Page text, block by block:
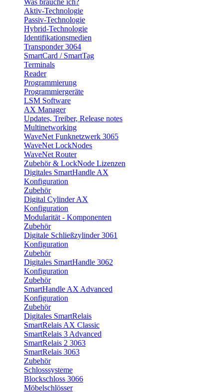
Aktiv-Technologie
Passiv-Technologie
Hybrid-Technologie
Identifikationsmedien
Transponder 3064
SmartCard / SmartTag
Terminals
Reader
Programmierung
Programmiergeräte
LSM Software
AX Manager
Updates, Treiber, Release notes
Multinetworking
WaveNet Funknetzwerk 3065
WaveNet LockNodes
WaveNet Router
Zubehör & LockNode Lizenzen
Digitales SmartHandle AX
Konfiguration
Zubehör
Digital Cylinder AX
Konfiguration
Modularität - Komponenten
Zubehör
Digitale Schließzylinder 3061
Konfiguration
Zubehör
Digitales SmartHandle 3062
Konfiguration
Zubehör
SmartHandle AX Advanced
Konfiguration
Zubehör
Digitales SmartRelais
SmartRelais AX Classic
SmartRelais 3 Advanced
SmartRelais 2 3063
SmartRelais 3063
Zubehör
Schlosssysteme
Blockschloss 3066
Möbelschlösser